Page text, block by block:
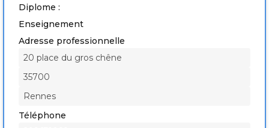
Diplome :
Enseignement
Adresse professionnelle
20 place du gros chêne
35700
Rennes
Téléphone